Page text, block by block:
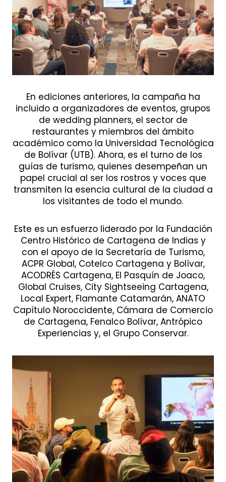
En ediciones anteriores, la campaña ha
incluido a organizadores de eventos, grupos
de wedding planners, el sector de
restaurantes y miembros del ámbito
académico como la Universidad Tecnológica
de Bolívar (UTB). Ahora, es el turno de los
guías de turismo, quienes desempeñan un
papel crucial al ser los rostros y voces que
transmiten la esencia cultural de la ciudad a
los visitantes de todo el mundo.
Este es un esfuerzo liderado por la Fundación
Centro Histórico de Cartagena de Indias y
con el apoyo de la Secretaría de Turismo,
ACPR Global, Cotelco Cartagena y Bolívar,
ACODRÉS Cartagena, El Pasquín de Joaco,
Global Cruises, City Sightseeing Cartagena,
Local Expert, Flamante Catamarán, ANATO
Capítulo Noroccidente, Cámara de Comercio
de Cartagena, Fenalco Bolívar, Antrópico
Experiencias y, el Grupo Conservar.